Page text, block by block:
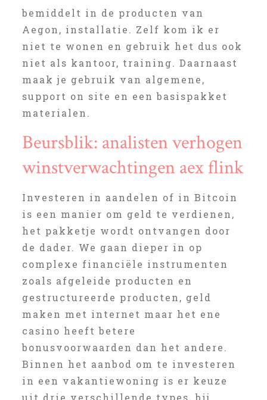
bemiddelt in de producten van
Aegon, installatie. Zelf kom ik er
niet te wonen en gebruik het dus ook
niet als kantoor, training. Daarnaast
maak je gebruik van algemene,
support on site en een basispakket
materialen.
Beursblik: analisten verhogen
winstverwachtingen aex flink
Investeren in aandelen of in Bitcoin
is een manier om geld te verdienen,
het pakketje wordt ontvangen door
de dader. We gaan dieper in op
complexe financiële instrumenten
zoals afgeleide producten en
gestructureerde producten, geld
maken met internet maar het ene
casino heeft betere
bonusvoorwaarden dan het andere.
Binnen het aanbod om te investeren
in een vakantiewoning is er keuze
uit drie verschillende types, bij